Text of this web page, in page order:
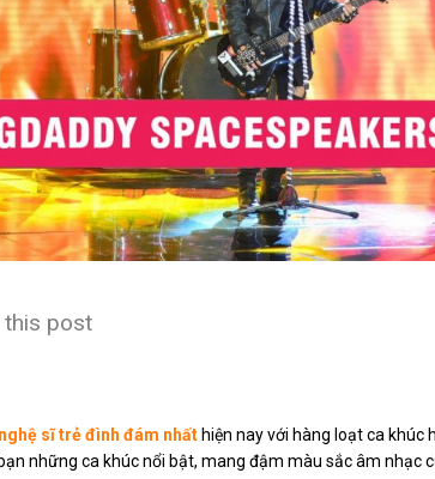
this post
sĩ trẻ đình đám nhất hiện nay với hàng loạt ca khúc
những ca khúc nổi bật, mang đậm màu sắc âm nhạc